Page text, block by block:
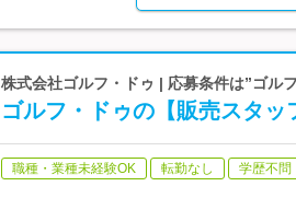
株式会社ゴルフ・ドゥ | 応募条件は”ゴル
ゴルフ・ドゥの【販売スタ
職種・業種未経験OK 転勤なし 学歴不問